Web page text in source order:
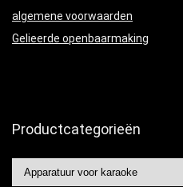
algemene voorwaarden
Gelieerde openbaarmaking
Productcategorieën